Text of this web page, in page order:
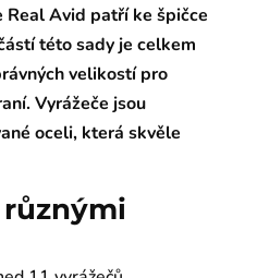
Real Avid patří ke špičce
této sady je celkem
velikostí pro
Vyrážeče jsou
oceli, která skvěle
různými